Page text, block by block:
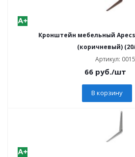
Кронштейн мебельный Apecs
(коричневый)
Артикул:
66руб./шт
В корзину